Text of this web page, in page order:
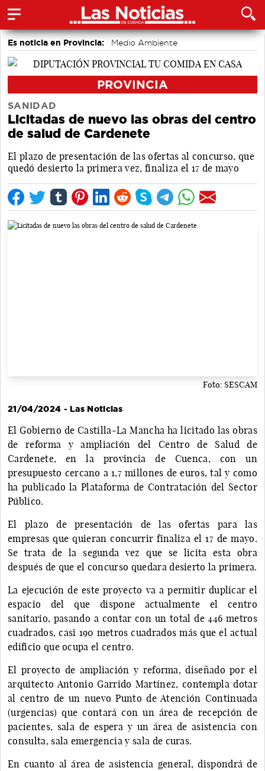
Es noticia en Provincia:
Medio Ambiente
accidentes laborales
PROVINCIA
SANIDAD
Licitadas de nuevo las obras del centro
de salud de Cardenete
El plazo de presentación de las ofertas al concurso, que
quedó desierto la primera vez, finaliza el 17 de mayo
Foto: SESCAM
21/04/2024 - Las Noticias
El Gobierno de Castilla-La Mancha ha licitado las obras
de reforma y ampliación del Centro de Salud de
Cardenete, en la provincia de Cuenca, con un
presupuesto cercano a 1,7 millones de euros, tal y como
ha publicado la Plataforma de Contratación del Sector
Público.
El plazo de presentación de las ofertas para las
empresas que quieran concurrir finaliza el 17 de mayo.
Se trata de la segunda vez que se licita esta obra
después de que el concurso quedara desierto la primera.
La ejecución de este proyecto va a permitir duplicar el
espacio del que dispone actualmente el centro
sanitario, pasando a contar con un total de 446 metros
cuadrados, casi 190 metros cuadrados más que el actual
edificio que ocupa el centro.
El proyecto de ampliación y reforma, diseñado por el
arquitecto Antonio Garrido Martínez, contempla dotar
al centro de un nuevo Punto de Atención Continuada
(urgencias) que contará con un área de recepción de
pacientes, sala de espera y un área de asistencia con
consulta, sala emergencia y sala de curas.
En cuanto al área de asistencia general, dispondrá de